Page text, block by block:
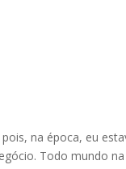
na época, eu
Todo mundo na